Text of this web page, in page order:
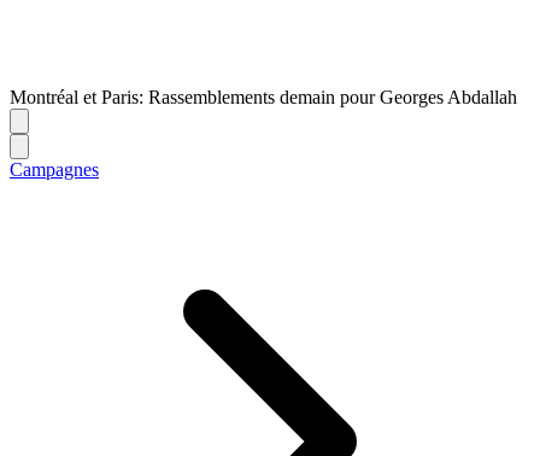
Montréal et Paris: Rassemblements demain pour Georges Abdallah
Campagnes